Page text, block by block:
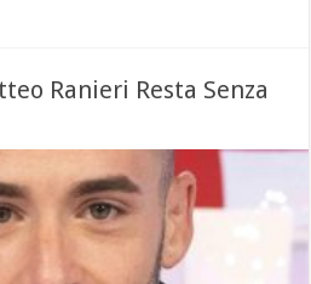
Ranieri Resta Senza